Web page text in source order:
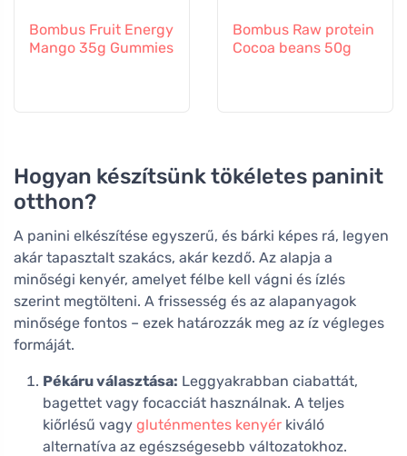
Bombus Fruit Energy
Mango 35g Gummies
Bombus Raw protein
Cocoa beans 50g
Hogyan készítsünk tökéletes paninit
otthon?
A panini elkészítése egyszerű, és bárki képes rá, legyen
akár tapasztalt szakács, akár kezdő. Az alapja a
minőségi kenyér, amelyet félbe kell vágni és ízlés
szerint megtölteni. A frissesség és az alapanyagok
minősége fontos – ezek határozzák meg az íz végleges
formáját.
Pékáru választása: Leggyakrabban ciabattát,
bagettet vagy focacciát használnak. A teljes
kiőrlésű vagy gluténmentes kenyér kiváló
alternatíva az egészségesebb változatokhoz.